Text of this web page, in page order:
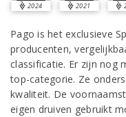
2024 2021
Pago is het exclusieve
producenten,
classificatie. Er zijn nog
top-categorie. Ze
kwaliteit. De
eigen druiven gebruikt